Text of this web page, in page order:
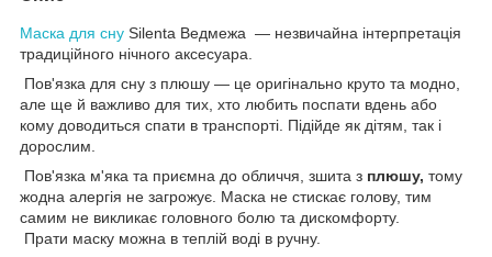
Маска для сну Silenta Ведмежа — незвичайна інтерпретація
традиційного нічного аксесуара.
Пов'язка для сну з плюшу — це оригінально круто та модно,
але ще й важливо для тих, хто любить поспати вдень або
кому доводиться спати в транспорті. Підійде як дітям, так і
дорослим.
Пов'язка м'яка та приємна до обличчя, зшита з плюшу, тому
жодна алергія не загрожує. Маска не стискає голову, тим
самим не викликає головного болю та дискомфорту.
Прати маску можна в теплій воді в ручну.